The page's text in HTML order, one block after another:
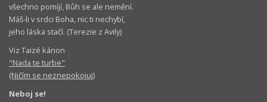
všechno pomíjí, Bůh se ale nemění.
Máš-li v srdci Boha, nic ti nechybí,
jeho láska stačí. (Terezie z Avily)
Viz Taizé kánon
"Nada te turbe"
(Ničím se neznepokojuj)
Neboj se!